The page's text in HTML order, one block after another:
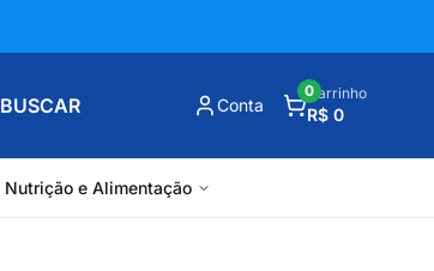
BUSCAR Conta
Carrinho
R$ 0
0
Nutrição e Alimentação